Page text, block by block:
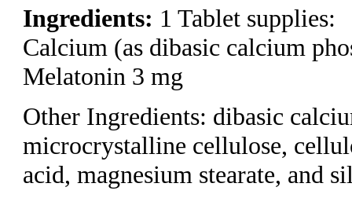
Ingredients: 1 Tablet supplies:
Calcium (as dibasic calcium
Melatonin 3 mg
Other Ingredients: dibasic
microcrystalline cellulose,
acid, magnesium stearate, and